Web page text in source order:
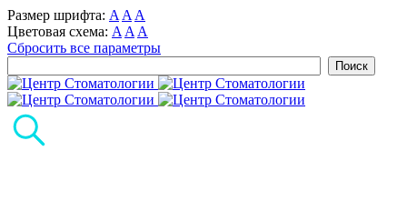
Размер шрифта: A A A
Цветовая схема: A A A
Сбросить все параметры